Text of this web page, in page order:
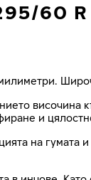
60 R
височина
и
на